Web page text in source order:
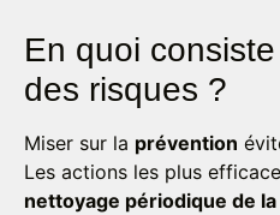
En quoi
des risques ?
Miser sur la prévention
Les actions les plus
nettoyage périodique de